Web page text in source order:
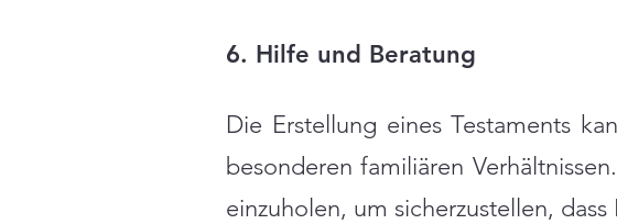
6. Hilfe und Beratung
Die Erstellung eines Testaments
besonderen familiären
einzuholen, um sicherzustellen,